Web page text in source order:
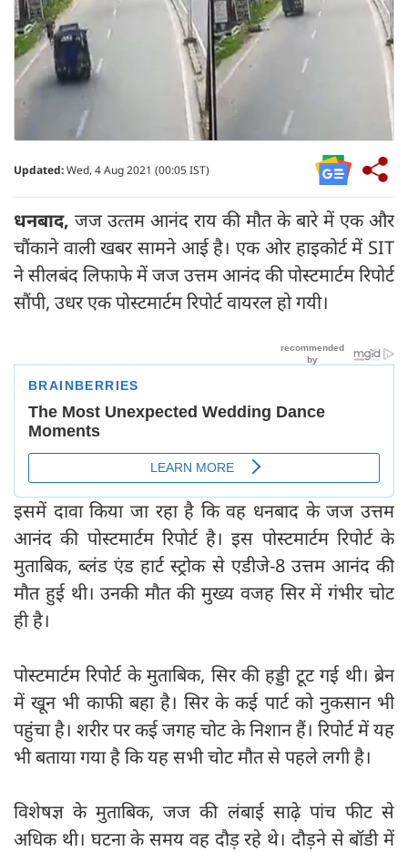
Updated:Wed, 4 Aug 2021 (00:05 IST)
धनबाद, जज उत्‍तम आनंद राय की मौत के बारे में एक और
चौंकाने वाली खबर सामने आई है। एक ओर हाइकोर्ट में SIT
ने सीलबंद लिफाफे में जज उत्तम आनंद की पोस्टमार्टम रिपोर्ट
सौंपी, उधर एक पोस्टमार्टम रिपोर्ट वायरल हो गयी।
इसमें दावा किया जा रहा है कि वह धनबाद के जज उत्तम
आनंद की पोस्टमार्टम रिपोर्ट है। इस पोस्टमार्टम रिपोर्ट के
मुताबिक, ब्लंड एंड हार्ट स्ट्रोक से एडीजे-8 उत्तम आनंद की
मौत हुई थी। उनकी मौत की मुख्य वजह सिर में गंभीर चोट
ही है।
पोस्टमार्टम रिपोर्ट के मुताबिक, सिर की हड्डी टूट गई थी। ब्रेन
में खून भी काफी बहा है। सिर के कई पार्ट को नुकसान भी
पहुंचा है। शरीर पर कई जगह चोट के निशान हैं। रिपोर्ट में यह
भी बताया गया है कि यह सभी चोट मौत से पहले लगी है।
विशेषज्ञ के मुताबिक, जज की लंबाई साढ़े पांच फीट से
अधिक थी। घटना के समय वह दौड़ रहे थे। दौड़ने से बॉडी में